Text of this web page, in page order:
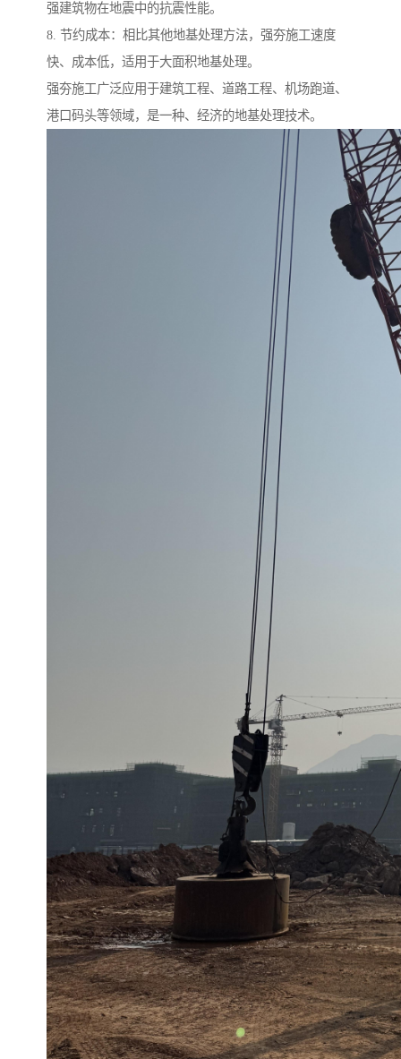
强建筑物在地震中的抗震性能。
8. 节约成本：相比其他地基处理方法，强夯施工速度
快、成本低，适用于大面积地基处理。
强夯施工广泛应用于建筑工程、道路工程、机场跑道、
港口码头等领域，是一种、经济的地基处理技术。